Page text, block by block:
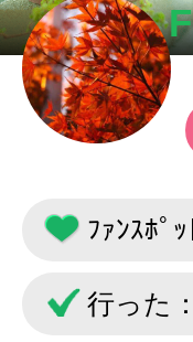
ﾌｧﾝｽﾎﾟｯ
行った：